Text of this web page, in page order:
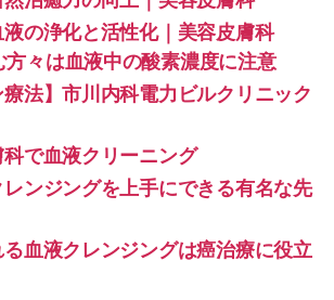
の浄化と活性化｜美容皮膚科
方々は血液中の酸素濃度に注意
療法】市川内科電力ビルクリニック
で血液クリーニング
ンジングを上手にできる有名な先
血液クレンジングは癌治療に役立